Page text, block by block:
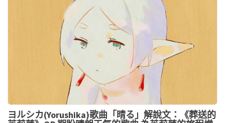
ヨルシカ(Yorushika)歌曲「晴る」解說文：《葬送的